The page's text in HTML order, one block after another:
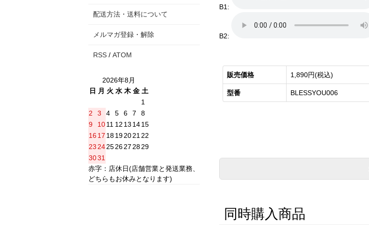
B1:
B2:
販売価格 1,890円(税込)
型番 BLESSYOU006
同時購入商品
配送方法・送料について
メルマガ登録・解除
RSS / ATOM
2026年8月
日
月 火 水 木 金 土
1
2
3 4 5 6 7
8
9
1011 12 13 1415
16 17 18192021 22
23 24252627 2829
3031
赤字：店休日(店舗営業と発送業務、
どちらもお休みとなります)